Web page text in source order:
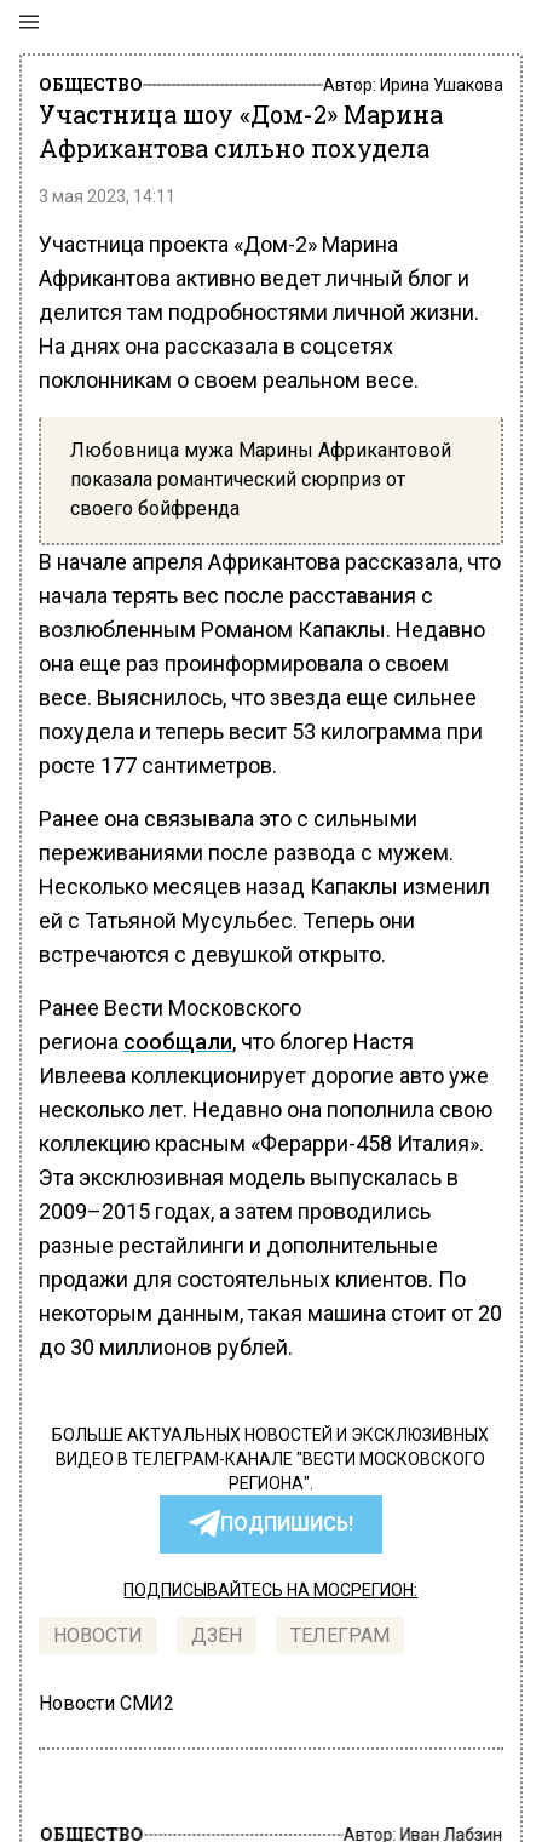
ОБЩЕСТВО Автор: Ирина Ушакова
Участница шоу «Дом-2» Марина
Африкантова сильно похудела
3 мая 2023, 14:11
Участница проекта «Дом-2» Марина
Африкантова активно ведет личный блог и
делится там подробностями личной жизни.
На днях она рассказала в соцсетях
поклонникам о своем реальном весе.
Любовница мужа Марины Африкантовой
показала романтический сюрприз от
своего бойфренда
В начале апреля Африкантова рассказала, что
начала терять вес после расставания с
возлюбленным Романом Капаклы. Недавно
она еще раз проинформировала о своем
весе. Выяснилось, что звезда еще сильнее
похудела и теперь весит 53 килограмма при
росте 177 сантиметров.
Ранее она связывала это с сильными
переживаниями после развода с мужем.
Несколько месяцев назад Капаклы изменил
ей с Татьяной Мусульбес. Теперь они
встречаются с девушкой открыто.
Ранее Вести Московского
региона сообщали, что блогер Настя
Ивлеева коллекционирует дорогие авто уже
несколько лет. Недавно она пополнила свою
коллекцию красным «Ферарри-458 Италия».
Эта эксклюзивная модель выпускалась в
2009–2015 годах, а затем проводились
разные рестайлинги и дополнительные
продажи для состоятельных клиентов. По
некоторым данным, такая машина стоит от 20
до 30 миллионов рублей.
БОЛЬШЕ АКТУАЛЬНЫХ НОВОСТЕЙ И ЭКСКЛЮЗИВНЫХ
ВИДЕО В ТЕЛЕГРАМ-КАНАЛЕ "ВЕСТИ МОСКОВСКОГО
РЕГИОНА".
ПОДПИШИСЬ!
ПОДПИСЫВАЙТЕСЬ НА МОСРЕГИОН:
НОВОСТИ ДЗЕН ТЕЛЕГРАМ
Новости СМИ2
ОБЩЕСТВО Автор: Иван Лабзин